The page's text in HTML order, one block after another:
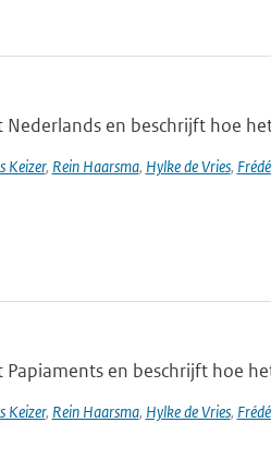
en beschrijft hoe
Keizer, Rein Haarsma, Hylke de Vries,
en beschrijft hoe
Keizer, Rein Haarsma, Hylke de Vries,